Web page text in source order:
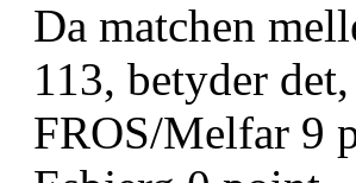
Da matchen
113, betyder
FROS/Melfar 9